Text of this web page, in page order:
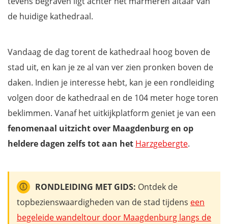
de huidige kathedraal.
Vandaag de dag torent de kathedraal hoog boven de
stad uit, en kan je ze al van ver zien pronken boven de
daken. Indien je interesse hebt, kan je een rondleiding
volgen door de kathedraal en de 104 meter hoge toren
beklimmen. Vanaf het uitkijkplatform geniet je van een
fenomenaal uitzicht over Maagdenburg en op
heldere dagen zelfs tot aan het Harzgebergte.
RONDLEIDING MET GIDS: Ontdek de
topbezienswaardigheden van de stad tijdens een
begeleide wandeltour door Maagdenburg langs de